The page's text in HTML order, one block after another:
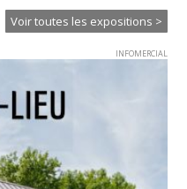
Voir toutes les expositions >
INFOMERCIAL